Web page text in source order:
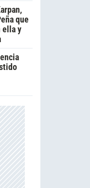
que
ella y